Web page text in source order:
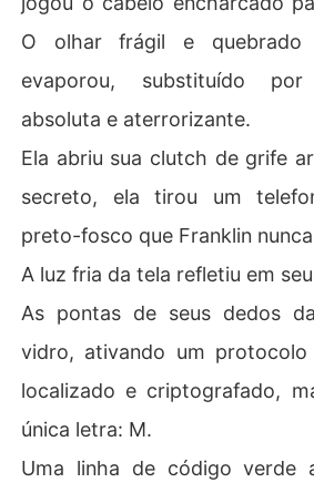
O olhar frágil e quebrado
evaporou, substituído
absoluta e aterrorizante.
Ela abriu sua clutch de grife
secreto, ela tirou um
preto-fosco que Franklin
A luz fria da tela refletiu em
As pontas de seus dedos
vidro, ativando um protocolo
localizado e criptografado,
única letra: M.
Uma linha de código verde